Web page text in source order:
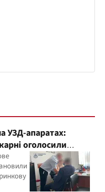
УЗД-апаратах:
оголосили